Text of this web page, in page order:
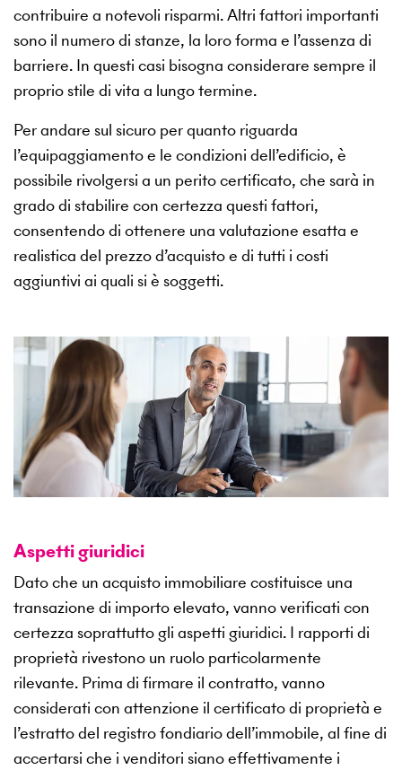
contribuire a notevoli risparmi. Altri fattori importanti
sono il numero di stanze, la loro forma e l’assenza di
barriere. In questi casi bisogna considerare sempre il
proprio stile di vita a lungo termine.
Per andare sul sicuro per quanto riguarda
l’equipaggiamento e le condizioni dell’edificio, è
possibile rivolgersi a un perito certificato, che sarà in
grado di stabilire con certezza questi fattori,
consentendo di ottenere una valutazione esatta e
realistica del prezzo d’acquisto e di tutti i costi
aggiuntivi ai quali si è soggetti.
Aspetti giuridici
Dato che un acquisto immobiliare costituisce una
transazione di importo elevato, vanno verificati con
certezza soprattutto gli aspetti giuridici. I rapporti di
proprietà rivestono un ruolo particolarmente
rilevante. Prima di firmare il contratto, vanno
considerati con attenzione il certificato di proprietà e
l’estratto del registro fondiario dell’immobile, al fine di
accertarsi che i venditori siano effettivamente i